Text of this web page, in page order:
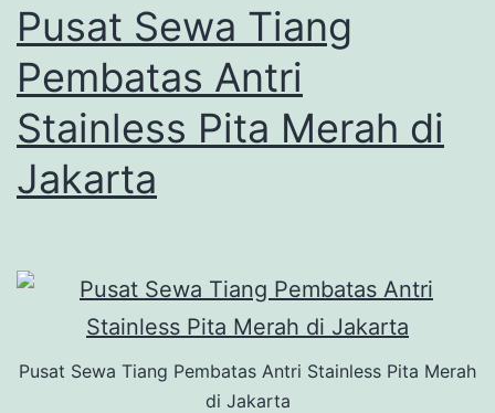
Pusat Sewa Tiang
Pembatas Antri
Stainless Pita Merah di
Jakarta
Pusat Sewa Tiang Pembatas Antri Stainless Pita Merah
di Jakarta